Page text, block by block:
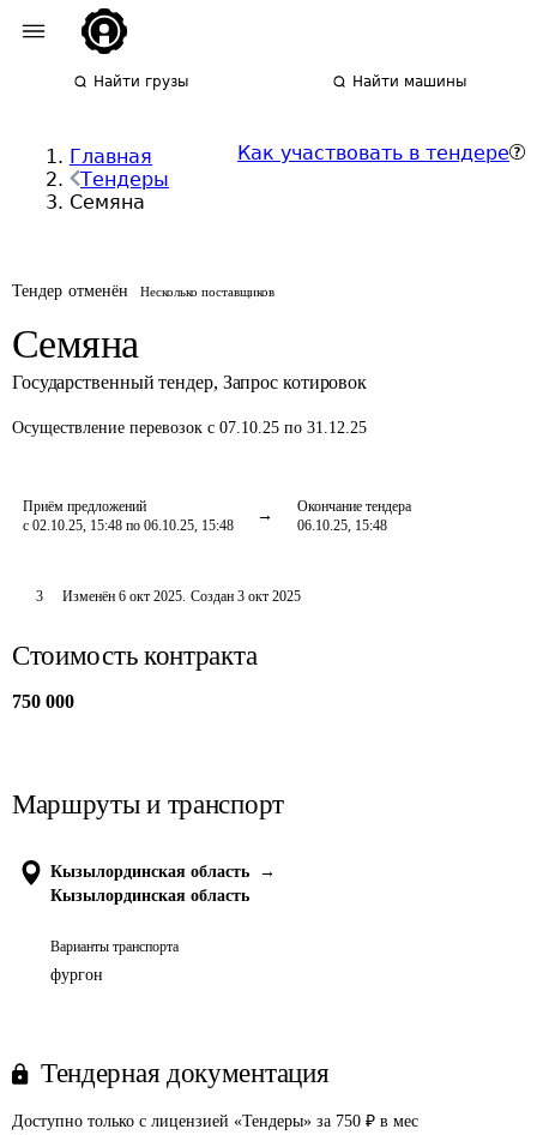
Найти грузы Найти машины
Главная
Тендеры
Семяна
Как участвовать в тендере
Тендер отменён Несколько поставщиков
Семяна
Государственный тендер, Запрос котировок
Осуществление перевозок с 07.10.25 по 31.12.25
Приём предложений
с 02.10.25, 15:48 по 06.10.25, 15:48
Окончание тендера
06.10.25, 15:48
3 Изменён 6 окт 2025. Создан 3 окт 2025
Стоимость контракта
750 000
Маршруты и транспорт
Кызылординская область
→
Кызылординская область
Варианты транспорта
фургон
Тендерная документация
Доступно только с лицензией «Тендеры» за 750 ₽ в мес